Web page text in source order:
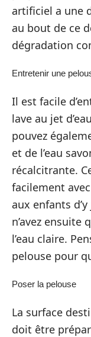
artificiel a une
au bout de ce
dégradation
Entretenir une
Il est facile
lave au jet
pouvez
et de l’eau
récalcitrante.
facilement
aux enfants
n’avez ensuite
l’eau claire.
pelouse pour
Poser la pelouse
La surface
doit être